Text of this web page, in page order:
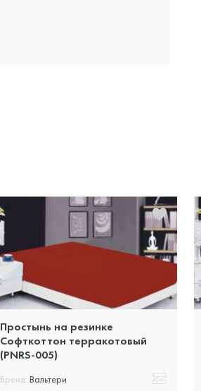
Простынь на резинке
Софткоттон терракотовый
(PNRS-005)
Бренд: Вальтери